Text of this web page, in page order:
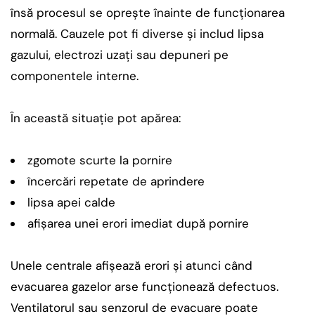
însă procesul se oprește înainte de funcționarea
normală. Cauzele pot fi diverse și includ lipsa
gazului, electrozi uzați sau depuneri pe
componentele interne.
În această situație pot apărea:
zgomote scurte la pornire
încercări repetate de aprindere
lipsa apei calde
afișarea unei erori imediat după pornire
Unele centrale afișează erori și atunci când
evacuarea gazelor arse funcționează defectuos.
Ventilatorul sau senzorul de evacuare poate